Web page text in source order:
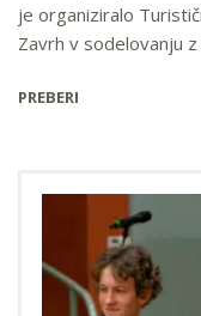
je organiziralo
Zavrh v sodelovanju
PREBERI